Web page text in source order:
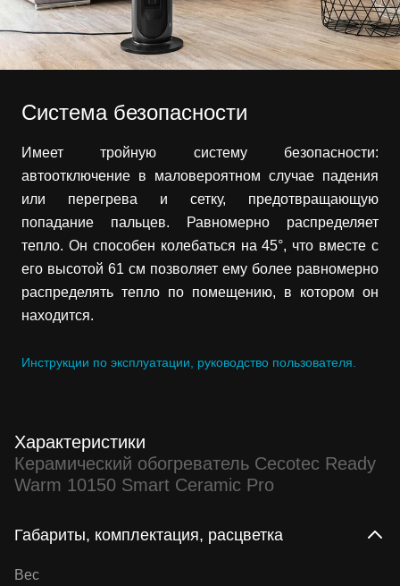
Система безопасности
Имеет тройную систему безопасности:
автоотключение в маловероятном случае падения
или перегрева и сетку, предотвращающую
попадание пальцев. Равномерно распределяет
тепло. Он способен колебаться на 45°, что вместе с
его высотой 61 см позволяет ему более равномерно
распределять тепло по помещению, в котором он
находится.
Инструкции по эксплуатации, руководство пользователя.
Характеристики
Керамический обогреватель Cecotec Ready
Warm 10150 Smart Ceramic Pro
Габариты, комплектация, расцветка
Вес